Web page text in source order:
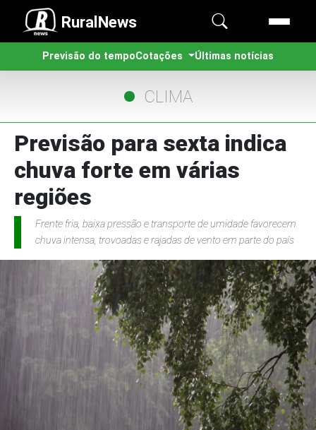
RuralNews
Previsão do tempoCotações Últimas notícias
CLIMA
Previsão para sexta indica
chuva forte em várias
regiões
Frente fria, baixa pressão e transporte de umidade favorecem
chuva intensa, trovoadas e rajadas de vento em parte do país